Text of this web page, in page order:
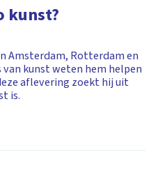
kunst?
Amsterdam, Rotterdam en
kunst weten hem helpen
aflevering zoekt hij uit
is.